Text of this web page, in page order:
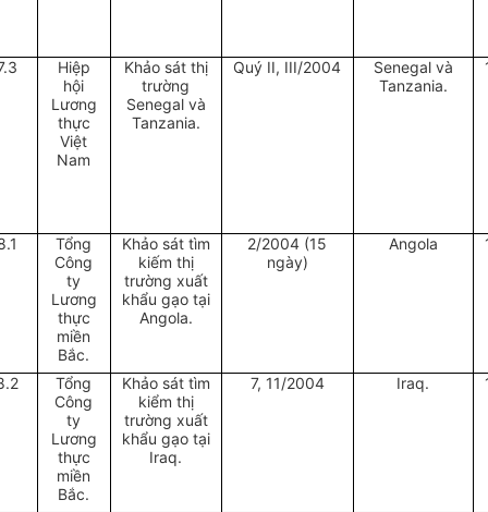
Hiệp
hội
Lương
thực
Việt
Nam
Khảo sát thị
trường
Senegal và
Tanzania.
Quý II, III/2004
Senegal và
Tanzania.
Tổng
Công
ty
Lương
thực
miền
Bắc.
Khảo sát tìm
kiếm thị
trường xuất
khẩu gạo tại
Angola.
2/2004 (15
ngày)
Angola
Tổng
Công
ty
Lương
thực
miền
Bắc.
Khảo sát tìm
kiểm thị
trường xuất
khẩu gạo tại
Iraq.
7, 11/2004 Iraq.